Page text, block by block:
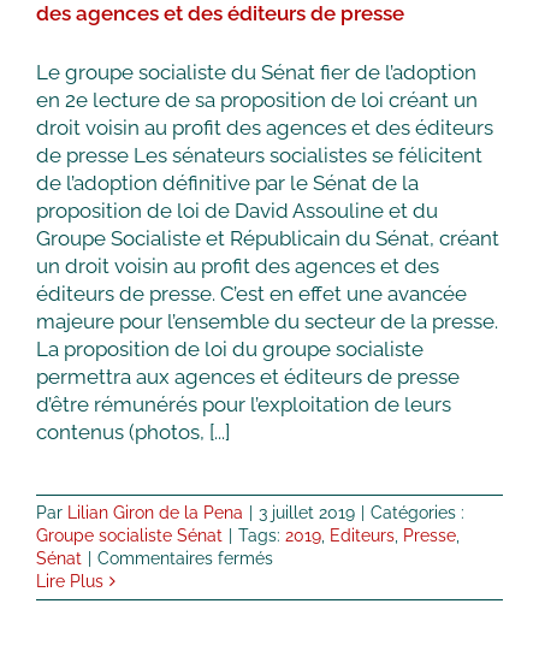
des agences et des éditeurs de presse
Le groupe socialiste du Sénat fier de l’adoption
en 2e lecture de sa proposition de loi créant un
droit voisin au profit des agences et des éditeurs
de presse Les sénateurs socialistes se félicitent
de l’adoption définitive par le Sénat de la
proposition de loi de David Assouline et du
Groupe Socialiste et Républicain du Sénat, créant
un droit voisin au profit des agences et des
éditeurs de presse. C’est en effet une avancée
majeure pour l’ensemble du secteur de la presse.
La proposition de loi du groupe socialiste
permettra aux agences et éditeurs de presse
d’être rémunérés pour l’exploitation de leurs
contenus (photos, [...]
Par Lilian Giron de la Pena 3 juillet 2019
Catégories :
Groupe socialiste Sénat
Tags: 2019, Editeurs, Presse,
Sénat
Commentaires ferméssur
de
Lire Plus